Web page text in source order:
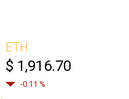
ETH
$ 1,916.70
-0.11 %